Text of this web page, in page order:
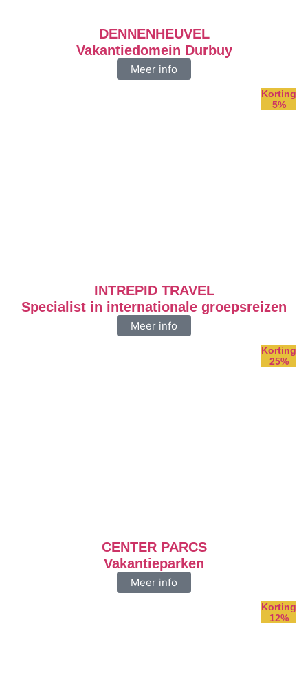
DENNENHEUVEL
Vakantiedomein Durbuy
Meer info
Korting
5%
INTREPID TRAVEL
Specialist in internationale groepsreizen
Meer info
Korting
25%
CENTER PARCS
Vakantieparken
Meer info
Korting
12%